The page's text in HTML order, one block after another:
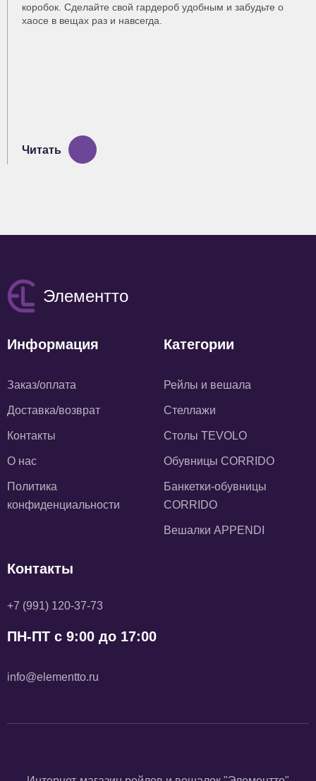
коробок. Сделайте свой гардероб удобным и забудьте о
хаосе в вещах раз и навсегда.
Читать
Элементто
Информация
Заказ/оплата
Доставка/возврат
Контакты
О нас
Политика
конфиденциальности
Категории
Рейлы и вешала
Стеллажи
Столы TEVOLO
Обувницы CORRIDO
Банкетки-обувницы
CORRIDO
Вешалки APPENDI
Контакты
+7 (991) 120-37-73
ПН-ПТ с 9:00 до 17:00
info@elementto.ru